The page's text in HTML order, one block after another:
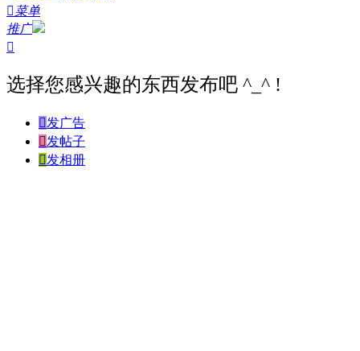
菜单
推广

选择您感兴趣的东西发布吧 ^_^ !
发广告
发帖子
发相册